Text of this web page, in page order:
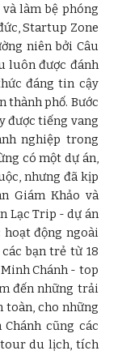
làm bệ phóng
Startup Zone
niên bởi Câu
luôn được đánh
đáng tin cậy
thành phố. Bước
được tiếng vang
nghiệp trong
có một dự án,
nhưng đã kịp
Giám Khảo và
Lạc Trip - dự án
động ngoài
bạn trẻ từ 18
Chánh - top
đến những trải
toàn, cho những
cũng các
du lịch, tích